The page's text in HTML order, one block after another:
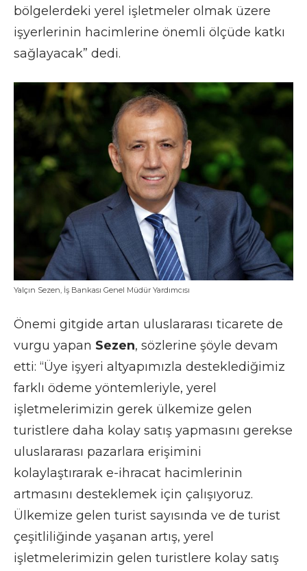
bölgelerdeki yerel işletmeler olmak üzere
işyerlerinin hacimlerine önemli ölçüde katkı
sağlayacak” dedi.
Yalçın Sezen, İş Bankası Genel Müdür Yardımcısı
Önemi gitgide artan uluslararası ticarete de
vurgu yapan Sezen, sözlerine şöyle devam
etti: “Üye işyeri altyapımızla desteklediğimiz
farklı ödeme yöntemleriyle, yerel
işletmelerimizin gerek ülkemize gelen
turistlere daha kolay satış yapmasını gerekse
uluslararası pazarlara erişimini
kolaylaştırarak e-ihracat hacimlerinin
artmasını desteklemek için çalışıyoruz.
Ülkemize gelen turist sayısında ve de turist
çeşitliliğinde yaşanan artış, yerel
işletmelerimizin gelen turistlere kolay satış